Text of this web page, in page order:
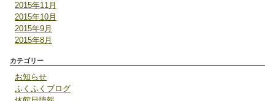
2015年11月
2015年10月
2015年9月
2015年8月
カテゴリー
お知らせ
ふくふくブログ